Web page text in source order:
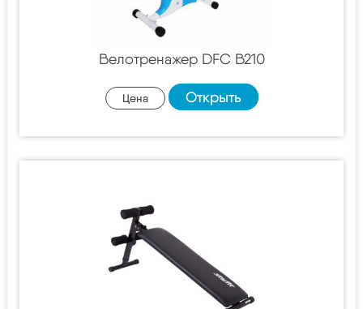
Велотренажер DFC B210
Цена Открыть